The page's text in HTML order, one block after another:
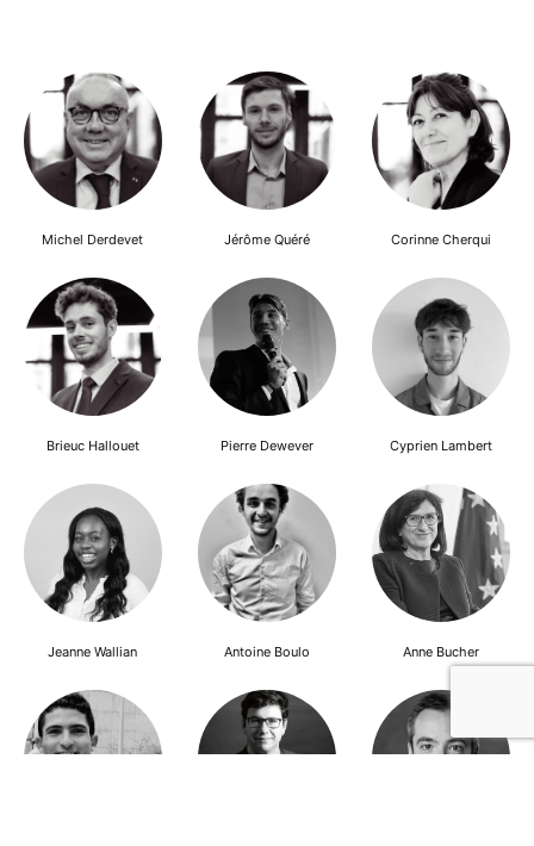
Michel Derdevet Jérôme Quéré Corinne Cherqui
Brieuc Hallouet Pierre Dewever Cyprien Lambert
Jeanne Wallian Antoine Boulo Anne Bucher